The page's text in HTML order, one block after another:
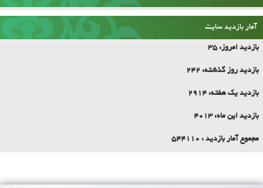
بازدید این ماه: 4013
مجموع آمار بازدید : 544110